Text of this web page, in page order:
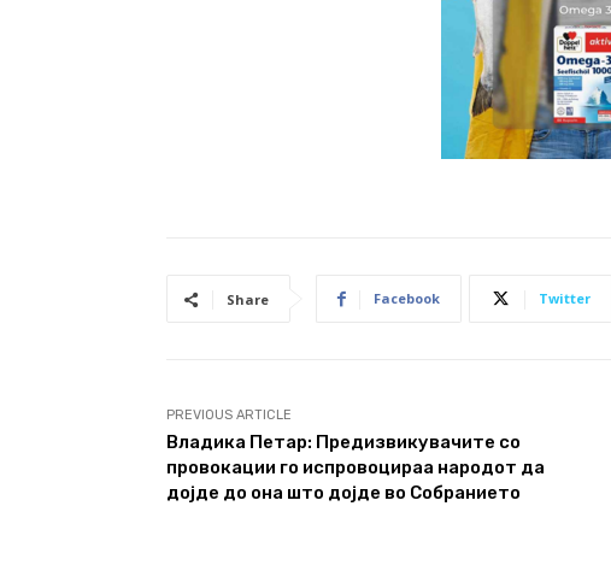
Share Facebook Twitter
PREVIOUS ARTICLE
Владика Петар: Предизвикувачите со
провокации го испровоцираа народот да
дојде до она што дојде во Собранието